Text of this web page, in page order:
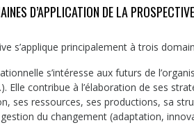
D’APPLICATION DE LA
s’applique principalement à trois
s’intéresse aux futurs de
Elle contribue à l’élaboration de ses
ses ressources, ses productions, sa
du changement (adaptation,